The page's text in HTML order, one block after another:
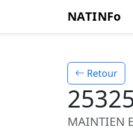
NATINFo
Retour
MAINTIEN